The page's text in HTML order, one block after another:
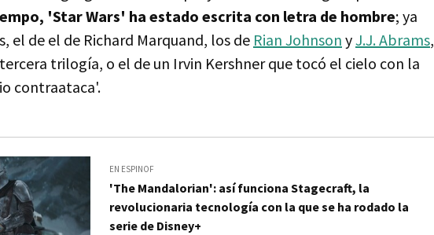
'Star Wars' ha estado escrita con letra de hombre; ya
el de el de Richard Marquand, los de Rian Johnson yJ.J. Abrams,
trilogía, o el de un Irvin Kershner que tocó el cielo con la
contraataca'.
EN ESPINOF
'The Mandalorian': así funciona Stagecraft, la
revolucionaria tecnología con la que se ha rodado la
serie de Disney+